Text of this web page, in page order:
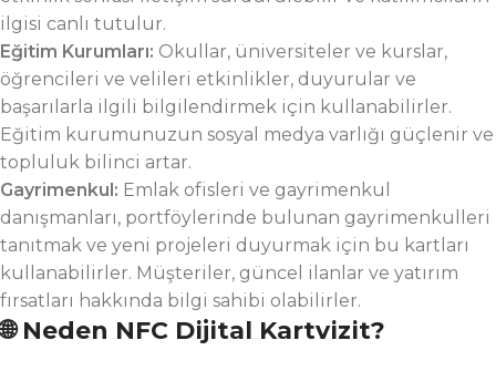
ilgisi canlı tutulur.
Eğitim Kurumları: Okullar, üniversiteler ve kurslar,
öğrencileri ve velileri etkinlikler, duyurular ve
başarılarla ilgili bilgilendirmek için kullanabilirler.
Eğitim kurumunuzun sosyal medya varlığı güçlenir ve
topluluk bilinci artar.
Gayrimenkul: Emlak ofisleri ve gayrimenkul
danışmanları, portföylerinde bulunan gayrimenkulleri
tanıtmak ve yeni projeleri duyurmak için bu kartları
kullanabilirler. Müşteriler, güncel ilanlar ve yatırım
fırsatları hakkında bilgi sahibi olabilirler.
🌐 Neden NFC Dijital Kartvizit?